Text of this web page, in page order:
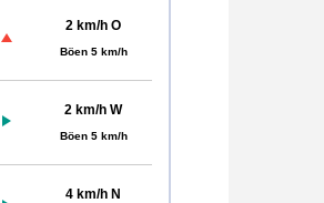
2 km/h O
Böen 5 km/h
2 km/h W
Böen 5 km/h
4 km/h N